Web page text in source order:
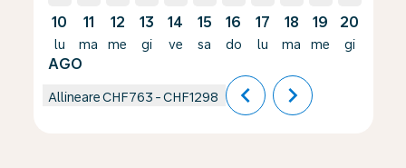
10
lu
AGO
11
ma
12
me
13
gi
14
ve
15
sa
16
do
17
lu
18
ma
19
me
20
gi
AllineareCHF763 -CHF1298 chevron_left chevron_right